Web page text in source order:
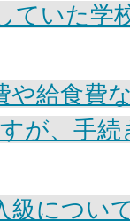
ていた学
や給食費
が、手
級につい